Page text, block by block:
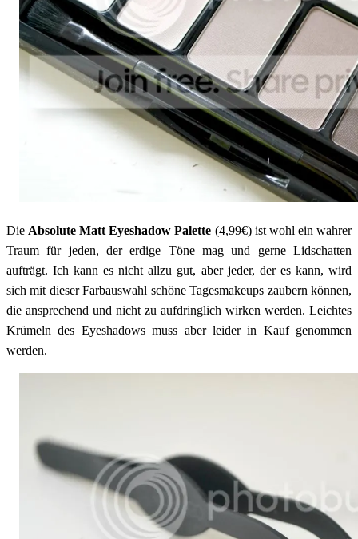
Die Absolute Matt Eyeshadow Palette (4,99€) ist wohl ein wahrer
Traum für jeden, der erdige Töne mag und gerne Lidschatten
aufträgt. Ich kann es nicht allzu gut, aber jeder, der es kann, wird
sich mit dieser Farbauswahl schöne Tagesmakeups zaubern können,
die ansprechend und nicht zu aufdringlich wirken werden. Leichtes
Krümeln des Eyeshadows muss aber leider in Kauf genommen
werden.